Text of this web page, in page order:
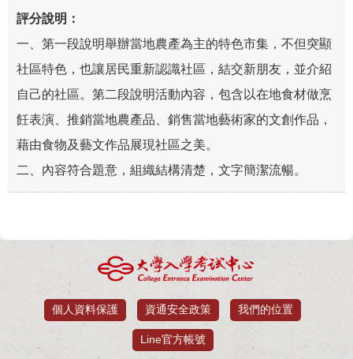
一、第一段說明舉辦當地農產為主的特色市集，不但突顯
社區特色，也讓居民重新認識社區，結交新朋友，並介紹
自己的社區。第二段說明活動內容，包含以在地食材做烹
飪表演、推銷當地農產品、銷售當地藝術家的文創作品，
藉由食物及藝文作品展現社區之美。
二、內容符合題意，組織結構清楚，文字簡潔流暢。
個人資料保護 資通安全政策 我們的位置
Line官方帳號